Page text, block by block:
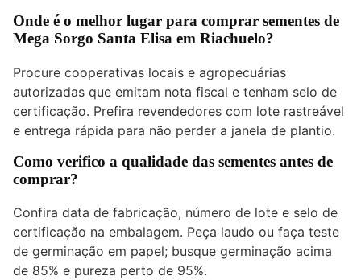
Onde é o melhor lugar para comprar sementes de
Mega Sorgo Santa Elisa em Riachuelo?
Procure cooperativas locais e agropecuárias
autorizadas que emitam nota fiscal e tenham selo de
certificação. Prefira revendedores com lote rastreável
e entrega rápida para não perder a janela de plantio.
Como verifico a qualidade das sementes antes de
comprar?
Confira data de fabricação, número de lote e selo de
certificação na embalagem. Peça laudo ou faça teste
de germinação em papel; busque germinação acima
de 85% e pureza perto de 95%.